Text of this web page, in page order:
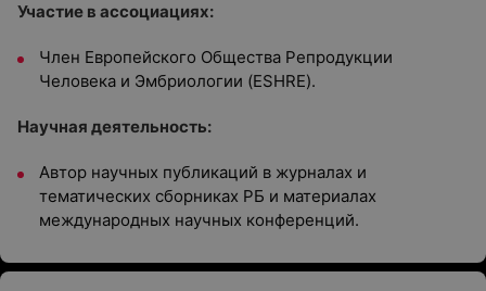
Участие в ассоциациях:
Член Европейского Общества Репродукции
Человека и Эмбриологии (ESHRE).
Научная деятельность:
Автор научных публикаций в журналах и
тематических сборниках РБ и материалах
международных научных конференций.